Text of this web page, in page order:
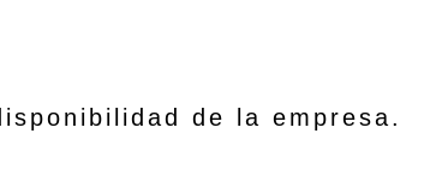
de la empresa.